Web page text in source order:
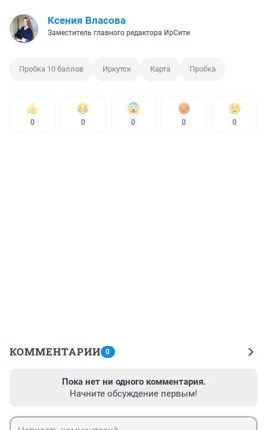
Ксения Власова
Заместитель главного редактора ИрСити
Пробка 10 баллов Иркутск Карта Пробка
0 0 0 0 0
КОММЕНТАРИИ 0
Пока нет ни одного комментария.
Начните обсуждение первым!